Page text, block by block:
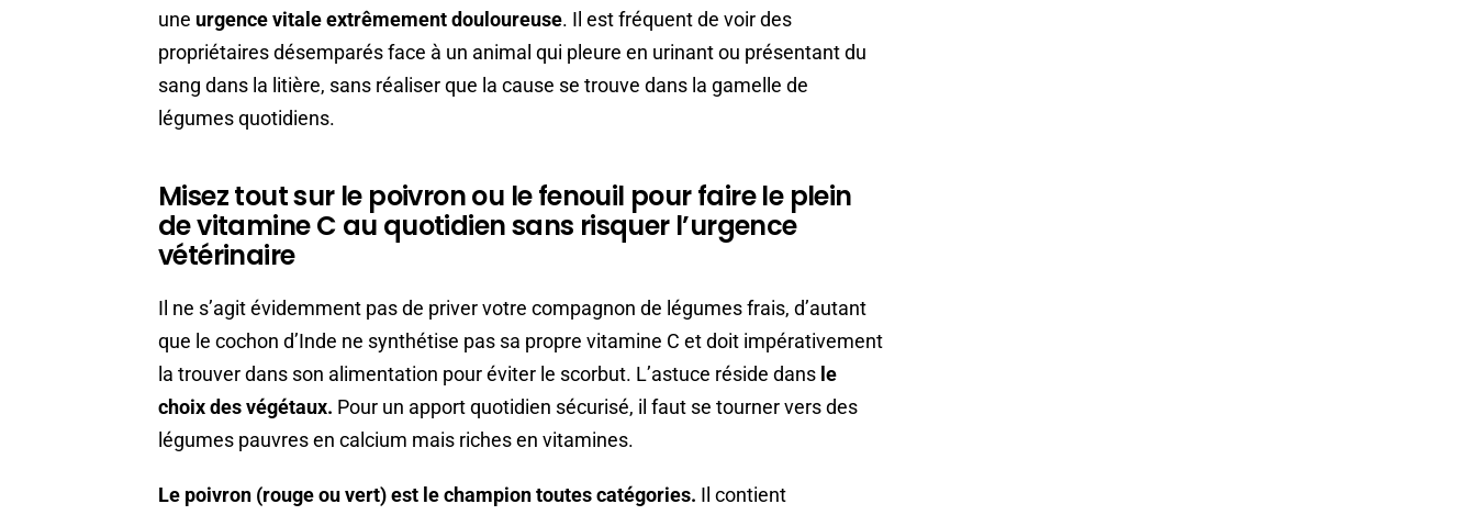
une urgence vitale extrêmement douloureuse. Il est fréquent de voir des
propriétaires désemparés face à un animal qui pleure en urinant ou présentant du
sang dans la litière, sans réaliser que la cause se trouve dans la gamelle de
légumes quotidiens.
Misez tout sur le poivron ou le fenouil pour faire le plein
de vitamine C au quotidien sans risquer l’urgence
vétérinaire
Il ne s’agit évidemment pas de priver votre compagnon de légumes frais, d’autant
que le cochon d’Inde ne synthétise pas sa propre vitamine C et doit impérativement
la trouver dans son alimentation pour éviter le scorbut. L’astuce réside dans le
choix des végétaux. Pour un apport quotidien sécurisé, il faut se tourner vers des
légumes pauvres en calcium mais riches en vitamines.
Le poivron (rouge ou vert) est le champion toutes catégories. Il contient